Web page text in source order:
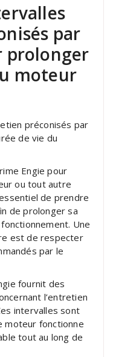
par
prolonger
moteur
préconisés par
de vie du
Engie pour
ou tout autre
de prendre
de prolonger sa
Une
est de respecter
par le
fournit des
l’entretien
intervalles sont
moteur fonctionne
tout au long de